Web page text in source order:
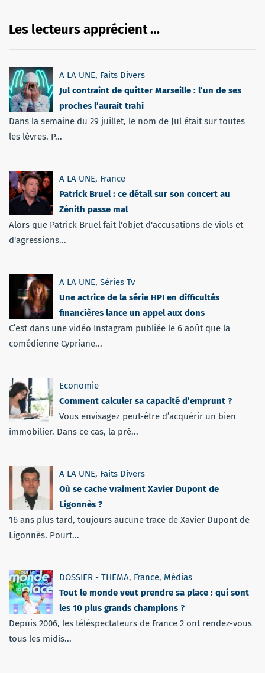
Les lecteurs apprécient …
A LA UNE, Faits Divers
Jul contraint de quitter Marseille : l’un de ses
proches l’aurait trahi
Dans la semaine du 29 juillet, le nom de Jul était sur toutes
les lèvres. P...
A LA UNE, France
Patrick Bruel : ce détail sur son concert au
Zénith passe mal
Alors que Patrick Bruel fait l'objet d'accusations de viols et
d'agressions...
A LA UNE, Séries Tv
Une actrice de la série HPI en difficultés
financières lance un appel aux dons
C’est dans une vidéo Instagram publiée le 6 août que la
comédienne Cypriane...
Economie
Comment calculer sa capacité d’emprunt ?
Vous envisagez peut-être d’acquérir un bien
immobilier. Dans ce cas, la pré...
A LA UNE, Faits Divers
Où se cache vraiment Xavier Dupont de
Ligonnès ?
16 ans plus tard, toujours aucune trace de Xavier Dupont de
Ligonnès. Pourt...
DOSSIER - THEMA, France, Médias
Tout le monde veut prendre sa place : qui sont
les 10 plus grands champions ?
Depuis 2006, les téléspectateurs de France 2 ont rendez-vous
tous les midis...